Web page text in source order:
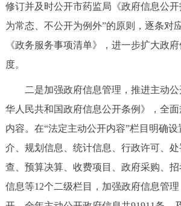
中介服务 阳光政务
政民互动
参与调查 在线访谈
北京概况 十六区概览
修订并及时公开市药监局《政府信息公
为常态、不公开为例外”的原则，逐条对
《政务服务事项清单》，进一步扩大政
度。
二是加强政府信息管理，推进主动公
华人民共和国政府信息公开条例》，全
内容。在“法定主动公开内容”栏目明确
介、规划信息、统计信息、行政许可、
查、预算决算、收费项目、政府采购、
信息等12个二级栏目，加强政府信息管